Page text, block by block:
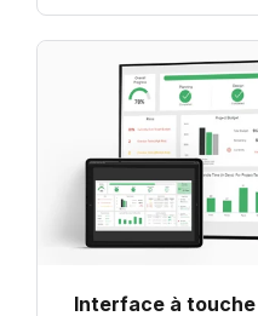
Interface à touche